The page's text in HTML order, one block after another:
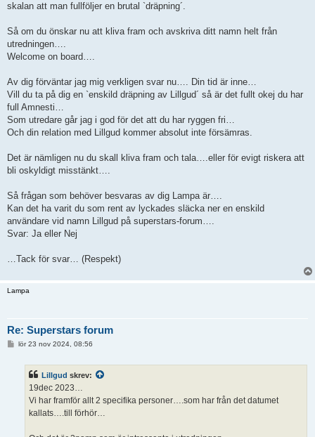
skalan att man fullföljer en brutal `dräpning´.
Så om du önskar nu att kliva fram och avskriva ditt namn helt från
utredningen….
Welcome on board….
Av dig förväntar jag mig verkligen svar nu…. Din tid är inne…
Vill du ta på dig en `enskild dräpning av Lillgud´ så är det fullt okej du har
full Amnesti…
Som utredare går jag i god för det att du har ryggen fri…
Och din relation med Lillgud kommer absolut inte försämras.
Det är nämligen nu du skall kliva fram och tala….eller för evigt riskera att
bli oskyldigt misstänkt….
Så frågan som behöver besvaras av dig Lampa är….
Kan det ha varit du som rent av lyckades släcka ner en enskild
användare vid namn Lillgud på superstars-forum….
Svar: Ja eller Nej
…Tack för svar… (Respekt)
Lampa
Re: Superstars forum
lör 23 nov 2024, 08:56
Lillgud skrev:
19dec 2023…
Vi har framför allt 2 specifika personer….som har från det datumet
kallats….till förhör…